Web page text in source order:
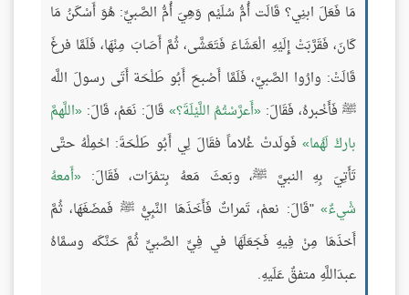
مَا فَعَلَ ابنِي؟ قَالَت أُمُّ سُلَيْم وَهِيَ أُمُّ الصَّبيِّ: هُوَ أَسْكَنُ مَا
كَانَ، فَقَرَّبَتْ إِلَيْهِ الْعَشَاءَ فَتَعَشَّى، ثُمَّ أَصَابَ مِنْهَا، فَلَمَّا فرغَ
قَالَتْ: وارُوا الصَّبيَّ، فَلَمَّا أَصْبحَ أَبُو طَلْحَة أَتَى رسولَ اللَّه
ﷺ فَأَخْبرهُ، فَقَالَ: أَعرَّسْتُمُ اللَّيْلَةَ؟ قَالَ: نَعَمْ، قَالَ: اللَّهمَّ
باركْ لَهُما فَولَدتْ غُلاماً فقَالَ لِي أَبُو طَلْحَةَ: احْمِلْهُ حتَّى
تَأَتِيَ بِهِ النبيَّ ﷺ، وبَعثَ مَعهُ بِتمْرَات، فَقَالَ:
أَمعهُ
شْيءٌ "قَالَ: نعمْ، تَمراتٌ فَأَخَذَهَا النَّبِيُّ ﷺ فَمضَغَهَا، ثُمَّ
أَخذَهَا مِنْ فِيهِ فَجَعَلَهَا في فِيِّ الصَّبيِّ ثُمَّ حَنَّكَه وسمَّاهُ
عبدَاللَّهِ متفقٌ عَلَيهِ.